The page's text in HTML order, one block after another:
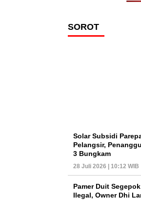
SOROT
Solar Subsidi
Pelangsir,
3 Bungkam
28 Juli 2026 | 10:12 WIB
Pamer Duit
Ilegal, Owner Dhi